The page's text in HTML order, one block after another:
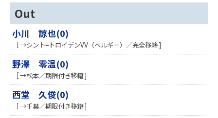
Out
小川 諒也(0)
［ →シント=トロイデンVV（ベルギー）／完全移籍 ]
野澤 零温(0)
［ →松本／期限付き移籍 ]
西堂 久俊(0)
［ →千葉／期限付き移籍 ]